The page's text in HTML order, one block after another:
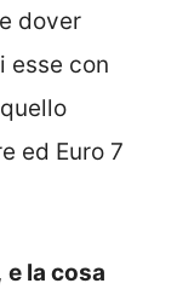
dover
esse con
ed Euro 7
e la cosa